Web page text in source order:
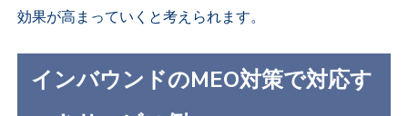
効果が高まっていくと考えられます。
インバウンドのMEO対策で対応す